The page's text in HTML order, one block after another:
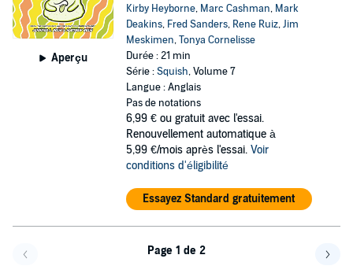
Aperçu
Kirby Heyborne, Marc Cashman, Mark
Deakins, Fred Sanders, Rene Ruiz,Jim
Meskimen,Tonya Cornelisse
Durée : 21 min
Série :Squish, Volume 7
Langue : Anglais
Pas de notations
6,99 € ou gratuit avec l'essai.
Renouvellement automatique à
5,99 €/mois après l'essai. Voir
conditions d'éligibilité
Essayez Standard gratuitement
Page 1 de 2